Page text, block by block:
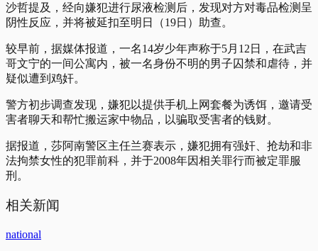
沙哲提及，经向嫌犯进行尿液检测后，发现对方对毒品检测呈
阴性反应，并将被延扣至明日（19日）助查。
较早前，据媒体报道，一名14岁少年声称于5月12日，在武吉
哥文宁的一间公寓内，被一名身份不明的男子囚禁和虐待，并
疑似遭到鸡奸。
警方初步调查发现，嫌犯以提供手机上网套餐为诱饵，邀请受
害者聊天和帮忙搬运家中物品，以骗取受害者的钱财。
据报道，莎阿南警区主任兰赛表示，嫌犯拥有强奸、抢劫和非
法拘禁女性的犯罪前科，并于2008年因相关罪行而被定罪服
刑。
相关新闻
national